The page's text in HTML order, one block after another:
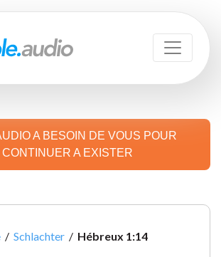
A BESOIN DE VOUS POUR
CONTINUER A EXISTER
/ Schlachter / Hébreux 1:14